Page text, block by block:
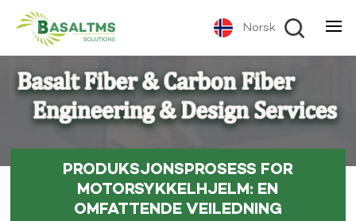
Norsk
PRODUKSJONSPROSESS FOR
MOTORSYKKELHJELM: EN
OMFATTENDE VEILEDNING